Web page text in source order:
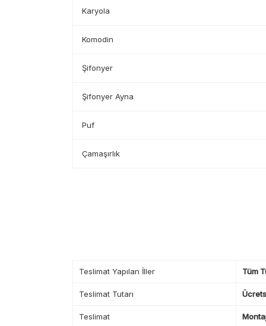
Karyola
Komodin
Şifonyer
Şifonyer Ayna
Puf
Çamaşırlık
Teslimat Yapılan İller Tüm
Teslimat Tutarı
Teslimat